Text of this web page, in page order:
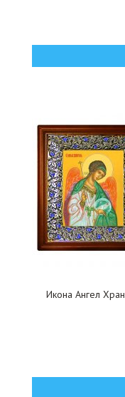
Икона Ангел